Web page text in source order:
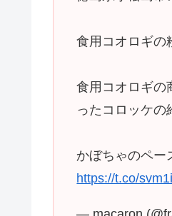
食用コオロギの
食用コオロギの
ったコロッケの
かぼちゃのペー
https://t.co/